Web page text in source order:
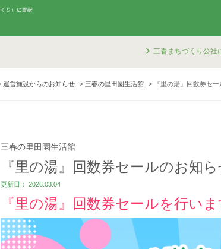
三春まちづくり公社
運営施設からのお知らせ 三春の里田園生活館 『里の湯』回数券セ
三春の里田園生活館
『里の湯』回数券セールのお知ら
更新日： 2026.03.04
『里の湯』回数券セールを行いま